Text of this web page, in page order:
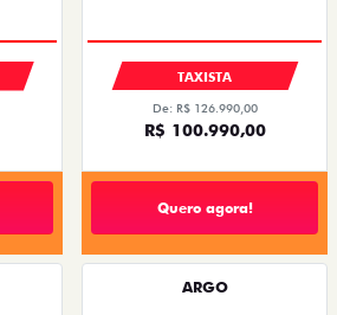
TAXISTA
De: R$ 126.990,00
R$ 100.990,00
Quero agora!
ARGO